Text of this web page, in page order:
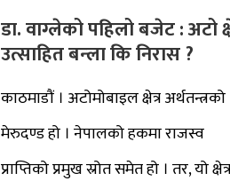
डा. वाग्लेको पहिलो बजेट : अटो
उत्साहित बन्ला कि निरास ?
काठमाडौं । अटोमोबाइल क्षेत्र अर्थतन्त्रको
मेरुदण्ड हो । नेपालको हकमा राजस्व
प्राप्तिको प्रमुख स्रोत समेत हो । तर, यो क्षेत्र